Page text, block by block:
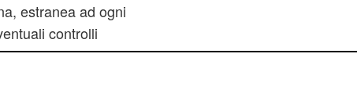
estranea ad ogni
controlli